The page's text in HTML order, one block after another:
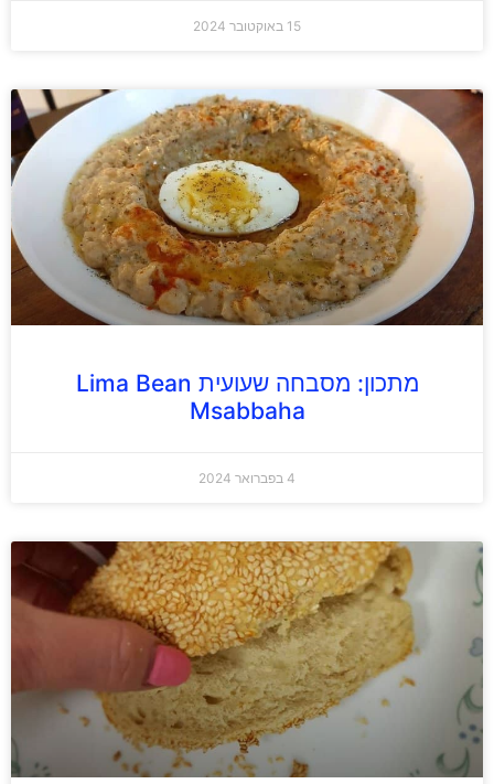
15 באוקטובר 2024
מתכון: מסבחה שעועית Lima Bean
Msabbaha
4 בפברואר 2024